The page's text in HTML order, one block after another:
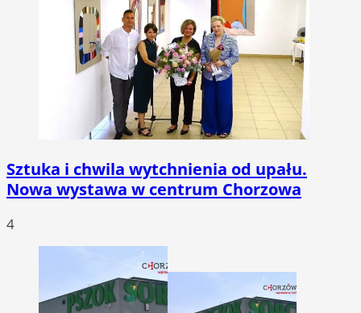
Sztuka i chwila wytchnienia od upału.
Nowa wystawa w centrum Chorzowa
4